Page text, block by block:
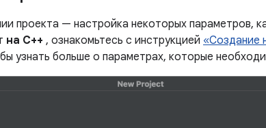
проекта — настройка некоторых параметров,
на C++ , ознакомьтесь с инструкцией «Создание
узнать больше о параметрах, которые